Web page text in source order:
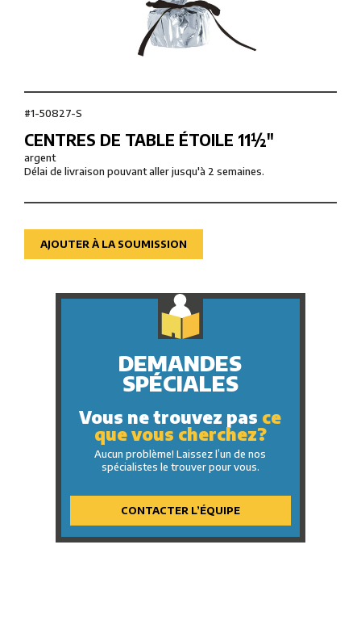
#1-50827-S
CENTRES DE TABLE ÉTOILE 11½″
argent
Délai de livraison pouvant aller jusqu'à 2 semaines.
AJOUTER À LA SOUMISSION
DEMANDES
SPÉCIALES
Vous ne trouvez pas ce
que vous cherchez?
Aucun problème! Laissez l’un de nos
spécialistes le trouver pour vous.
CONTACTER L’ÉQUIPE